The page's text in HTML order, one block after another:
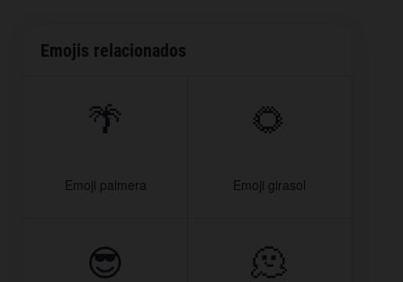
Emojis relacionados
🌴
Emoji palmera
🌻
Emoji girasol
😎 🫠